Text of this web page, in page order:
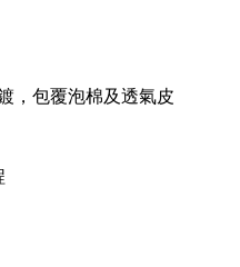
，包覆泡棉及透氣皮